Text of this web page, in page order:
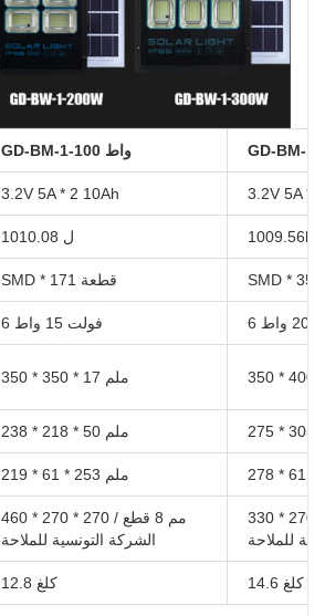
GD-BM-1-100 واط GD-BM-1-
3.2V 5A * 2 10Ah 3.2V 5A *
1010.08 ل 1009.56lm
SMD * 171 قطعة
6 فولت 15 واط
350 * 350 * 17 ملم
238 * 218 * 50 ملم
219 * 61 * 253 ملم
460 * 270 * 270 مم 8 قطع /
الشركة التونسية للملاحة
* 290 4 قطع /
للملاحة
12.8 كلغ 14.6 كلغ